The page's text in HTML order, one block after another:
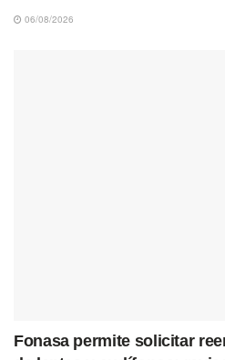
06/08/2026
Fonasa permite solicitar